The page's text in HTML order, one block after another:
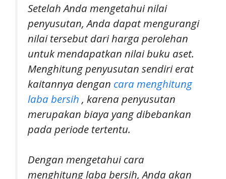
Setelah Anda mengetahui nilai
penyusutan, Anda dapat mengurangi
nilai tersebut dari harga perolehan
untuk mendapatkan nilai buku aset.
Menghitung penyusutan sendiri erat
kaitannya dengan cara menghitung
laba bersih , karena penyusutan
merupakan biaya yang dibebankan
pada periode tertentu.
Dengan mengetahui cara
menghitung laba bersih, Anda akan